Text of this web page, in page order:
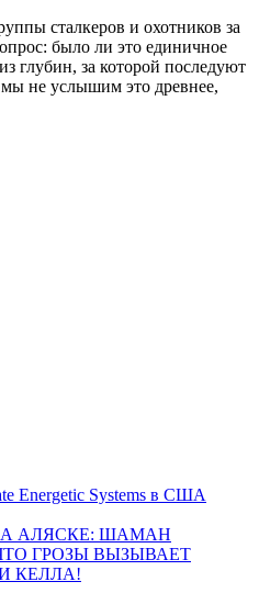
сталкеров и охотников за
было ли это единичное
глубин, за которой последуют
мы не услышим это древнее,
Energetic Systems в США
АЛЯСКЕ: ШАМАН
ГРОЗЫ ВЫЗЫВАЕТ
КЕЛЛА!